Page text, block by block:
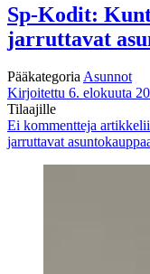
Sp-Kodit:
jarruttavat
PääkategoriaAsunnot
Kirjoitettu 6. elokuuta
Tilaajille
Ei kommentteja
jarruttavat